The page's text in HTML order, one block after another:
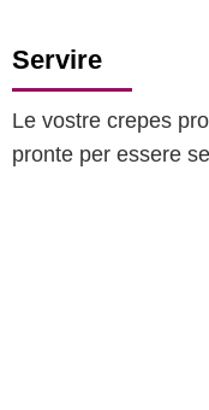
Servire
Le vostre crepes
pronte per essere